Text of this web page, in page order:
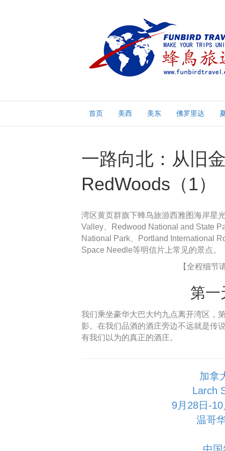
首页 美西 美东 佛罗里达
一路向北：从旧
RedWoods（1）
湾区黄页群旗下蜂鸟旅游西雅图海岸星
Valley、Redwood National and State
National Park、Portland International
Space Needle等明信片上常见的景点。
【全程细节
第一
我们乘坐豪华大巴大约九点离开湾区，
影。在我们品酒的酒庄旁边不远就是传
有我们以为的真正的酒庄。
加拿
Larch
9月28日-
温哥